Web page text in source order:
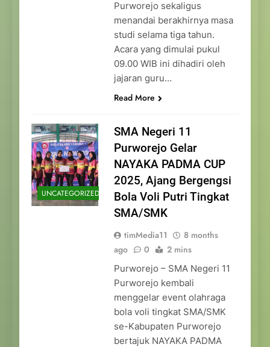
Purworejo sekaligus
menandai berakhirnya masa
studi selama tiga tahun.
Acara yang dimulai pukul
09.00 WIB ini dihadiri oleh
jajaran guru…
Read More
UNCATEGORIZED
SMA Negeri 11
Purworejo Gelar
NAYAKA PADMA CUP
2025, Ajang Bergengsi
Bola Voli Putri Tingkat
SMA/SMK
timMedia11
8 months
ago
0 2 mins
Purworejo – SMA Negeri 11
Purworejo kembali
menggelar event olahraga
bola voli tingkat SMA/SMK
se-Kabupaten Purworejo
bertajuk NAYAKA PADMA